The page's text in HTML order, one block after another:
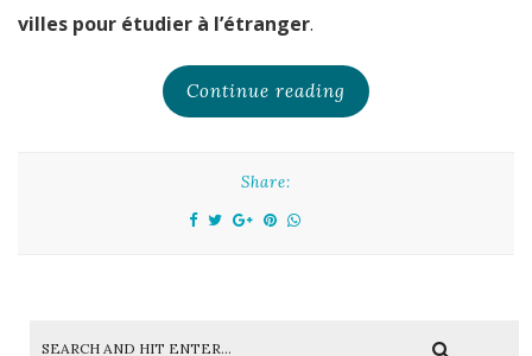
villes pour étudier à l’étranger.
Continue reading
Share: